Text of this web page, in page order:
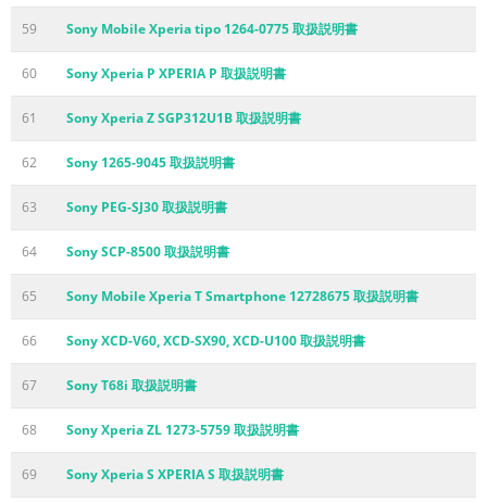
59 Sony Mobile Xperia tipo 1264-0775 取扱説明書
60 Sony Xperia P XPERIA P 取扱説明書
61 Sony Xperia Z SGP312U1B 取扱説明書
62 Sony 1265-9045 取扱説明書
63 Sony PEG-SJ30 取扱説明書
64 Sony SCP-8500 取扱説明書
65 Sony Mobile Xperia T Smartphone 12728675 取扱説明書
66 Sony XCD-V60, XCD-SX90, XCD-U100 取扱説明書
67 Sony T68i 取扱説明書
68 Sony Xperia ZL 1273-5759 取扱説明書
69 Sony Xperia S XPERIA S 取扱説明書